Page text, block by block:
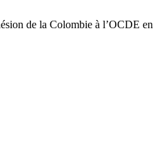
de la Colombie à l’OCDE